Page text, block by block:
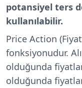
potansiyel ters
kullanılabilir.
Price Action
fonksiyonudur.
olduğunda fiyatlar
olduğunda